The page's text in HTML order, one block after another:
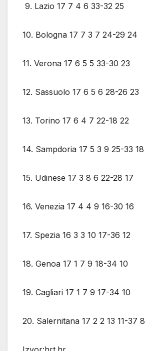
9. Lazio 17 7 4 6 33-32 25
10. Bologna 17 7 3 7 24-29 24
11. Verona 17 6 5 5 33-30 23
12. Sassuolo 17 6 5 6 28-26 23
13. Torino 17 6 4 7 22-18 22
14. Sampdoria 17 5 3 9 25-33 18
15. Udinese 17 3 8 6 22-28 17
16. Venezia 17 4 4 9 16-30 16
17. Spezia 16 3 3 10 17-36 12
18. Genoa 17 1 7 9 18-34 10
19. Cagliari 17 1 7 9 17-34 10
20. Salernitana 17 2 2 13 11-37 8